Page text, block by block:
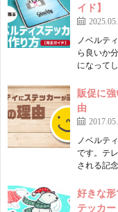
イド】
ノベルテ
ら良いか
になって
販促に
由
ノベルテ
です。テ
される記
好きな
テッカー